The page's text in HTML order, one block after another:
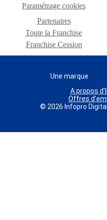
Paramétrage cookies
Partenaires
Toute la Franchise
Franchise Cession
Une marque
A propos
Offres
© 2026 Infopro